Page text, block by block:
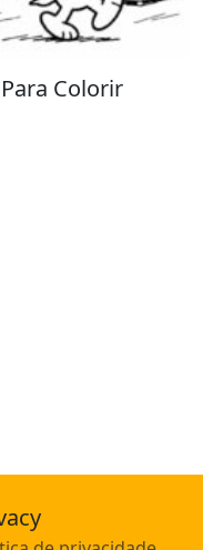
Stitch para